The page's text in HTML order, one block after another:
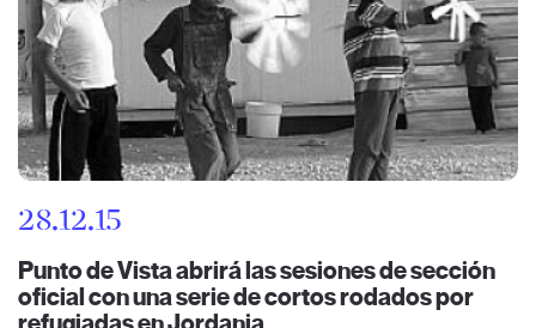
28.12.15
Punto de Vista abrirá las sesiones de sección
oficial con una serie de cortos rodados por